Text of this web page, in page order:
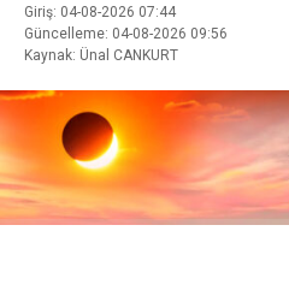
Giriş: 04-08-2026 07:44
Güncelleme: 04-08-2026 09:56
Kaynak: Ünal CANKURT